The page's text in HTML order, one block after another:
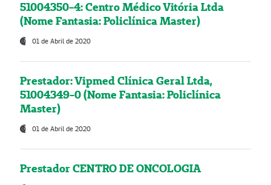
51004350-4: Centro Médico Vitória Ltda
(Nome Fantasia: Policlínica Master)
01 de Abril de 2020
Prestador: Vipmed Clínica Geral Ltda,
51004349-0 (Nome Fantasia: Policlínica
Master)
01 de Abril de 2020
Prestador CENTRO DE ONCOLOGIA